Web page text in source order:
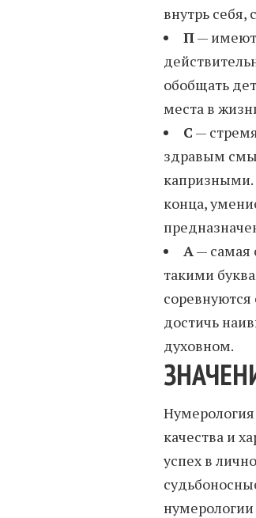
внутрь
П— имеют
обобщать
места в
С —
здравым
капризными.
конца,
А — самая
такими
достичь
духовном.
качества и
успех в